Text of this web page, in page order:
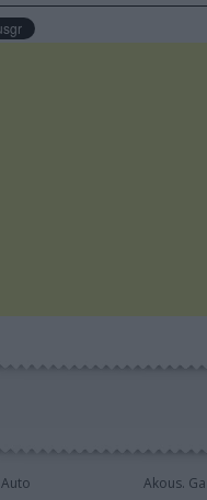
Auto
Akous.